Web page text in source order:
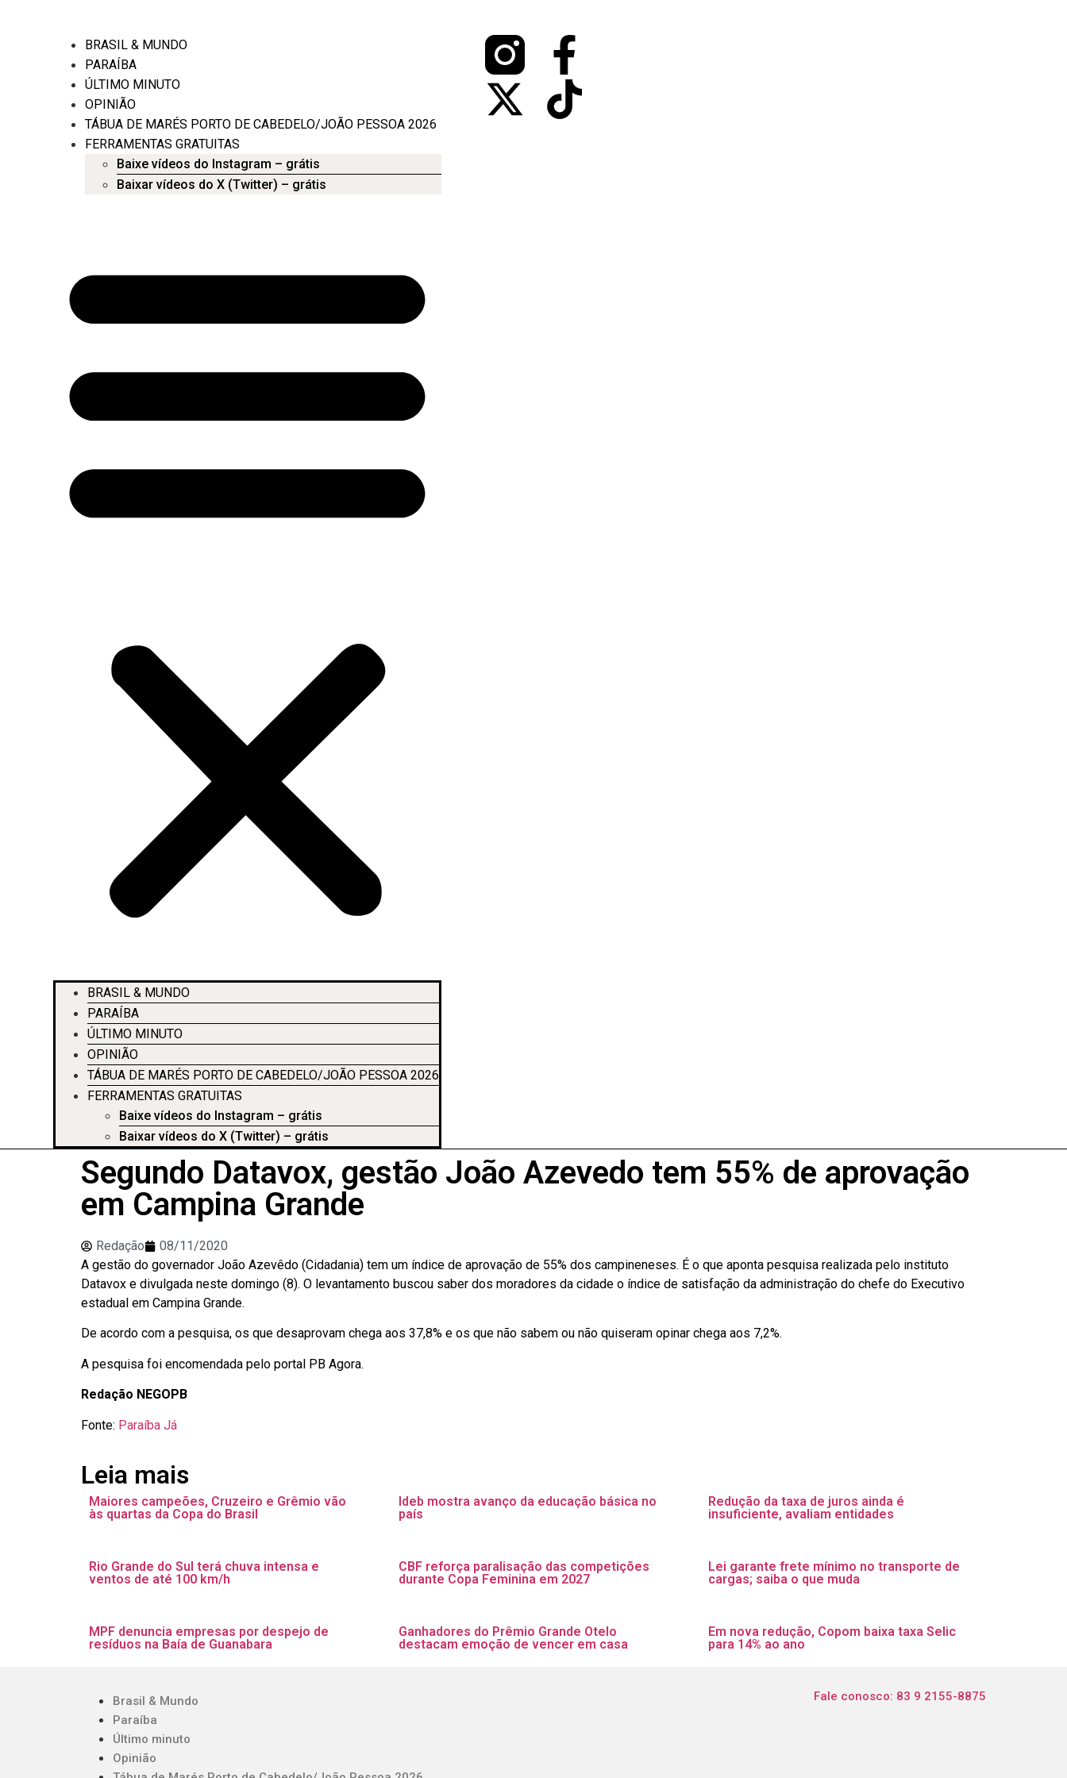
BRASIL & MUNDO
PARAÍBA
ÚLTIMO MINUTO
OPINIÃO
TÁBUA DE MARÉS PORTO DE CABEDELO/JOÃO PESSOA 2026
FERRAMENTAS GRATUITAS
Baixe vídeos do Instagram – grátis
Baixar vídeos do X (Twitter) – grátis
BRASIL & MUNDO
PARAÍBA
ÚLTIMO MINUTO
OPINIÃO
TÁBUA DE MARÉS PORTO DE CABEDELO/JOÃO PESSOA 2026
FERRAMENTAS GRATUITAS
Baixe vídeos do Instagram – grátis
Baixar vídeos do X (Twitter) – grátis
Segundo Datavox, gestão João Azevedo tem 55% de aprovação
em Campina Grande
Redação
08/11/2020
A gestão do governador João Azevêdo (Cidadania) tem um índice de aprovação de 55% dos campineneses. É o que aponta pesquisa realizada pelo instituto
Datavox e divulgada neste domingo (8). O levantamento buscou saber dos moradores da cidade o índice de satisfação da administração do chefe do Executivo
estadual em Campina Grande.
De acordo com a pesquisa, os que desaprovam chega aos 37,8% e os que não sabem ou não quiseram opinar chega aos 7,2%.
A pesquisa foi encomendada pelo portal PB Agora.
Redação NEGOPB
Fonte: Paraíba Já
Leia mais
Maiores campeões, Cruzeiro e Grêmio vão
às quartas da Copa do Brasil
Ideb mostra avanço da educação básica no
país
Redução da taxa de juros ainda é
insuficiente, avaliam entidades
Rio Grande do Sul terá chuva intensa e
ventos de até 100 km/h
CBF reforça paralisação das competições
durante Copa Feminina em 2027
Lei garante frete mínimo no transporte de
cargas; saiba o que muda
MPF denuncia empresas por despejo de
resíduos na Baía de Guanabara
Ganhadores do Prêmio Grande Otelo
destacam emoção de vencer em casa
Em nova redução, Copom baixa taxa Selic
para 14% ao ano
Brasil & Mundo
Paraíba
Último minuto
Opinião
Fale conosco: 83 9 2155-8875